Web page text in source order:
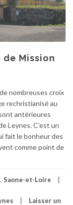
Mission
nombreuses croix
rechristianisé au
antérieures
Leynes. C’est un
fait le bonheur des
comme point de
, Saone-et-Loire
Laisser un